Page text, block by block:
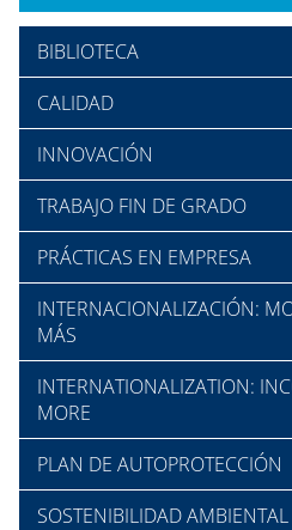
BIBLIOTECA
CALIDAD
INNOVACIÓN
TRABAJO FIN DE GRADO
PRÁCTICAS EN EMPRESA
INTERNACIONALIZACIÓN:
MÁS
INTERNATIONALIZATION:
MORE
PLAN DE AUTOPROTECCIÓN
SOSTENIBILIDAD AMBIENTAL